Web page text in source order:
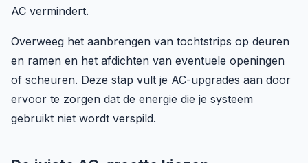
AC vermindert.
Overweeg het aanbrengen van tochtstrips op deuren
en ramen en het afdichten van eventuele openingen
of scheuren. Deze stap vult je AC-upgrades aan door
ervoor te zorgen dat de energie die je systeem
gebruikt niet wordt verspild.